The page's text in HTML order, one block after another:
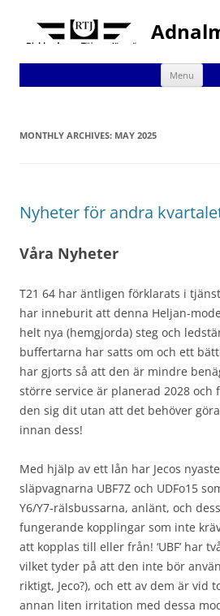
Menu
MONTHLY ARCHIVES: MAY 2025
Nyheter för andra
Våra Nyheter
T21 64 har äntligen förklarats i
har inneburit att denna Heljan-
helt nya (hemgjorda) steg och
buffertarna har satts om och ett
har gjorts så att den är mindre
större service är planerad 2028 och
den sig dit utan att det behöver
innan dess!
Med hjälp av ett lån har Jecos
släpvagnarna UBF7Z och UDFo15
Y6/Y7-rälsbussarna, anlänt, och
fungerande kopplingar som inte
att kopplas till eller från! ‘UBF’ har
vilket tyder på att den inte bör
riktigt, Jeco?), och ett av dem är vid
annan liten irritation med dessa